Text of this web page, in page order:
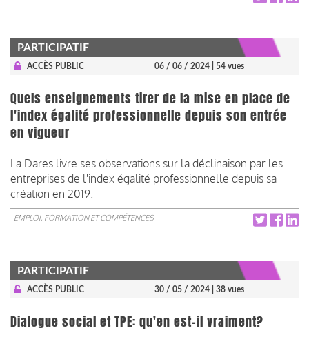
PARTICIPATIF
ACCÈS PUBLIC 06 / 06 / 2024 | 54 vues
Quels enseignements tirer de la mise en place de
l'index égalité professionnelle depuis son entrée
en vigueur
La Dares livre ses observations sur la déclinaison par les
entreprises de l'index égalité professionnelle depuis sa
création en 2019.
EMPLOI, FORMATION ET COMPÉTENCES
PARTICIPATIF
ACCÈS PUBLIC 30 / 05 / 2024 | 38 vues
Dialogue social et TPE: qu'en est-il vraiment?